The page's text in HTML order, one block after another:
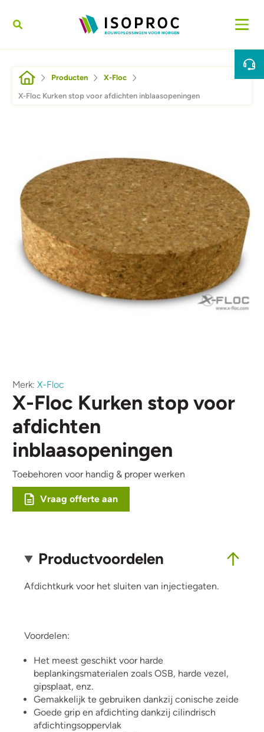
Kruimelpad
Producten X-Floc
X-Floc Kurken stop voor afdichten inblaasopeningen
Merk:X-Floc
X-Floc Kurken stop voor
afdichten
inblaasopeningen
Toebehoren voor handig & proper werken
Vraag offerte aan
Productvoordelen
Afdichtkurk voor het sluiten van injectiegaten.
Voordelen:
Het meest geschikt voor harde
beplankingsmaterialen zoals OSB, harde vezel,
gipsplaat, enz.
Gemakkelijk te gebruiken dankzij conische zeide
Goede grip en afdichting dankzij cilindrisch
afdichtingsoppervlak